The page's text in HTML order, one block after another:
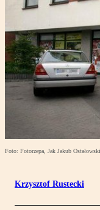
Foto: Fotorzepa, Jak Jakub Ostałowski
Krzysztof Rustecki